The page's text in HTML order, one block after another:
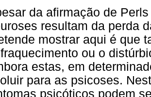
da afirmação de
resultam da perda
mostrar aqui é que
ou o
estas, em
para as psicoses.
psicóticos podem